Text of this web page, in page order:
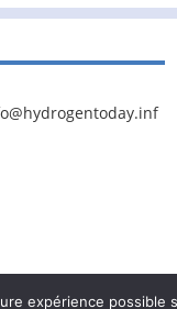
expérience